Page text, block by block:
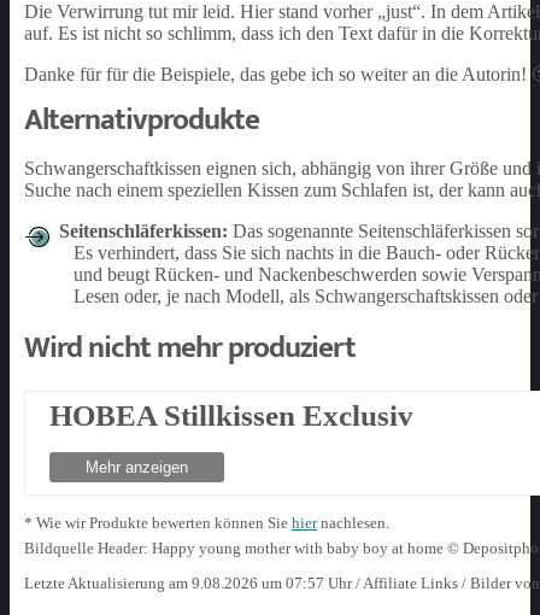
Die Verwirrung tut mir leid. Hier stand vorher „just“. In dem
auf. Es ist nicht so schlimm, dass ich den Text dafür in die
Danke für für die Beispiele, das gebe ich so weiter an die Autorin!
Alternativprodukte
Schwangerschaftkissen eignen sich, abhängig von ihrer Größe
Suche nach einem speziellen Kissen zum Schlafen ist, der kann
Seitenschläferkissen: Das sogenannte Seitenschläferkissen
Es verhindert, dass Sie sich nachts in die Bauch- oder
und beugt Rücken- und Nackenbeschwerden sowie
Lesen oder, je nach Modell, als Schwangerschaftskissen
Wird nicht mehr produziert
HOBEA Stillkissen Exclusiv
Mehr anzeigen
* Wie wir Produkte bewerten können Sie hiernachlesen.
Bildquelle Header: Happy young mother with baby boy at home ©
Letzte Aktualisierung am 9.08.2026 um 07:57 Uhr / Affiliate Links / Bilder